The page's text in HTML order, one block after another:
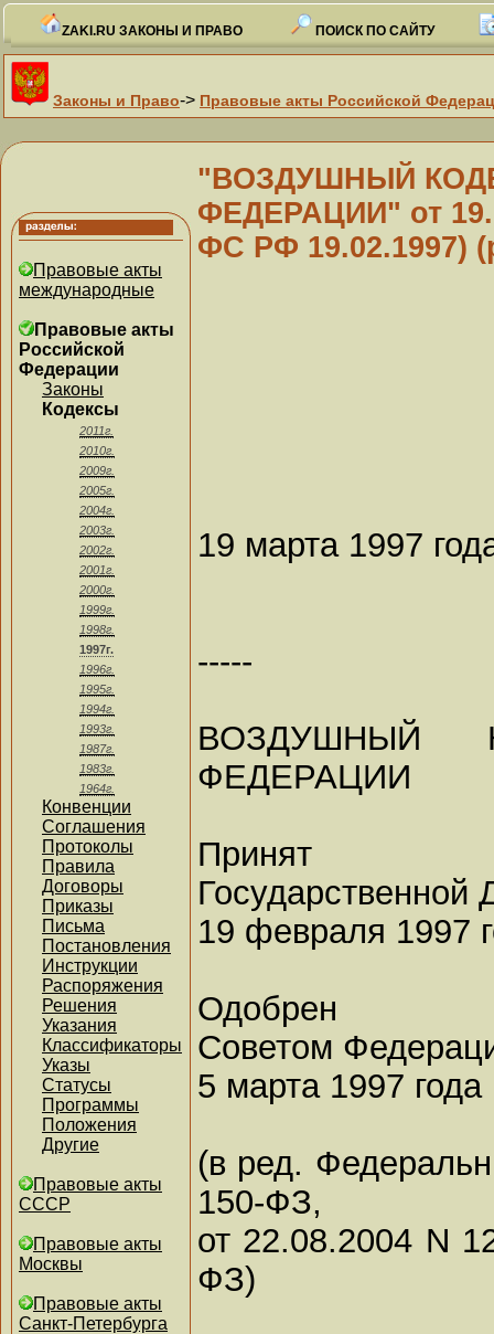
ZAKI.RU ЗАКОНЫ И ПРАВО ПОИСК ПО САЙТУ
Законы и Право-> Правовые акты Российской
Правовые акты
международные
Правовые акты
Российской
Федерации
Законы
Кодексы
2011г.
2010г.
2009г.
2005г.
2004г.
2003г.
2002г.
2001г.
2000г.
1999г.
1998г.
1997г.
1996г.
1995г.
1994г.
1993г.
1987г.
1983г.
1964г.
Конвенции
Соглашения
Протоколы
Правила
Договоры
Приказы
Письма
Постановления
Инструкции
Распоряжения
Решения
Указания
Классификаторы
Указы
Статусы
Программы
Положения
Другие
Правовые акты
СССР
Правовые акты
Москвы
Правовые акты
Санкт-Петербурга
"ВОЗДУШНЫЙ
ФЕДЕРАЦИИ" от
ФС РФ 19.02.1997)
19 марта 1997
-----
ВОЗДУШНЫЙ
ФЕДЕРАЦИИ
Принят
Государственной
19 февраля 1997
Одобрен
Советом
5 марта 1997 года
(в ред.
150-ФЗ,
от 22.08.2004 N
ФЗ)